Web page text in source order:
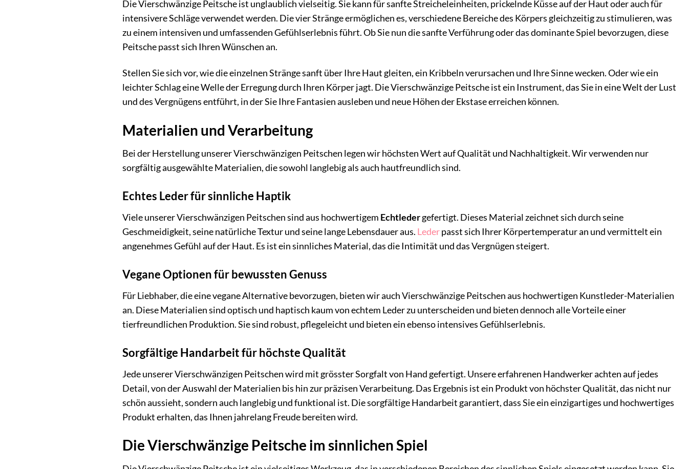
Die Vierschwänzige Peitsche ist unglaublich vielseitig. Sie kann für sanfte Streicheleinheiten, prickelnde Küsse auf der Haut oder auch für
intensivere Schläge verwendet werden. Die vier Stränge ermöglichen es, verschiedene Bereiche des Körpers gleichzeitig zu stimulieren, was
zu einem intensiven und umfassenden Gefühlserlebnis führt. Ob Sie nun die sanfte Verführung oder das dominante Spiel bevorzugen, diese
Peitsche passt sich Ihren Wünschen an.
Stellen Sie sich vor, wie die einzelnen Stränge sanft über Ihre Haut gleiten, ein Kribbeln verursachen und Ihre Sinne wecken. Oder wie ein
leichter Schlag eine Welle der Erregung durch Ihren Körper jagt. Die Vierschwänzige Peitsche ist ein Instrument, das Sie in eine Welt der Lust
und des Vergnügens entführt, in der Sie Ihre Fantasien ausleben und neue Höhen der Ekstase erreichen können.
Materialien und Verarbeitung
Bei der Herstellung unserer Vierschwänzigen Peitschen legen wir höchsten Wert auf Qualität und Nachhaltigkeit. Wir verwenden nur
sorgfältig ausgewählte Materialien, die sowohl langlebig als auch hautfreundlich sind.
Echtes Leder für sinnliche Haptik
Viele unserer Vierschwänzigen Peitschen sind aus hochwertigem Echtledergefertigt. Dieses Material zeichnet sich durch seine
Geschmeidigkeit, seine natürliche Textur und seine lange Lebensdauer aus. Lederpasst sich Ihrer Körpertemperatur an und vermittelt ein
angenehmes Gefühl auf der Haut. Es ist ein sinnliches Material, das die Intimität und das Vergnügen steigert.
Vegane Optionen für bewussten Genuss
Für Liebhaber, die eine vegane Alternative bevorzugen, bieten wir auch Vierschwänzige Peitschen aus hochwertigen Kunstleder-Materialien
an. Diese Materialien sind optisch und haptisch kaum von echtem Leder zu unterscheiden und bieten dennoch alle Vorteile einer
tierfreundlichen Produktion. Sie sind robust, pflegeleicht und bieten ein ebenso intensives Gefühlserlebnis.
Sorgfältige Handarbeit für höchste Qualität
Jede unserer Vierschwänzigen Peitschen wird mit grösster Sorgfalt von Hand gefertigt. Unsere erfahrenen Handwerker achten auf jedes
Detail, von der Auswahl der Materialien bis hin zur präzisen Verarbeitung. Das Ergebnis ist ein Produkt von höchster Qualität, das nicht nur
schön aussieht, sondern auch langlebig und funktional ist. Die sorgfältige Handarbeit garantiert, dass Sie ein einzigartiges und hochwertiges
Produkt erhalten, das Ihnen jahrelang Freude bereiten wird.
Die Vierschwänzige Peitsche im sinnlichen Spiel